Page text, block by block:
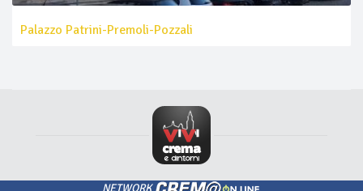
Palazzo Patrini-Premoli-Pozzali
NETWORK